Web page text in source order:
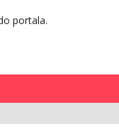
portala.